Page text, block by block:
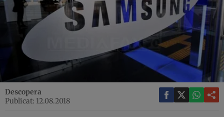
Descopera
Publicat: 12.08.2018